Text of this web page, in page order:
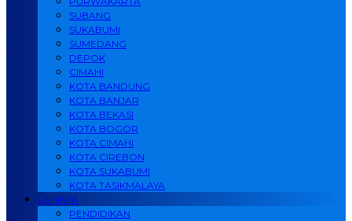
SUBANG
SUKABUMI
SUMEDANG
DEPOK
CIMAHI
KOTA BANDUNG
KOTA BANJAR
KOTA BEKASI
KOTA BOGOR
KOTA CIMAHI
KOTA CIREBON
KOTA SUKABUMI
KOTA TASIKMALAYA
LAINNYA
PENDIDIKAN